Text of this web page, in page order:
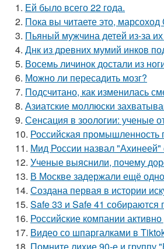
1. Ей было всего 22 года.
2. Пока вы читаете это,
3. Пьяный мужчина детей из-за
4. Днк из древних мумий инков
5. Восемь личинок достали из
6. Можно ли пересадить мозг?
7. Подсчитано, как изменилась
8. Азиатские моллюски
9. Сенсация в зоологии: ученые
10. Российская промышленность
11. Мид России назвал
12. Ученые выяснили, почему
13. В Москве задержали ещё
14. Создана первая в истории
15. Safe 33 и Safe 41 собираются
16. Российские компании
17. Видео со шпаргалками в